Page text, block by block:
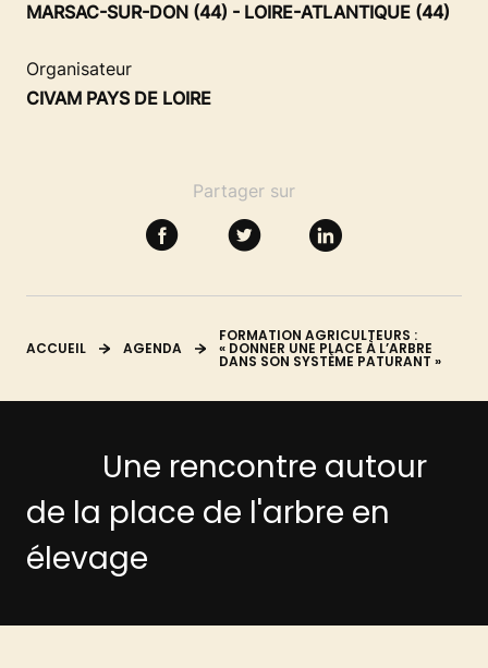
MARSAC-SUR-DON (44) - LOIRE-ATLANTIQUE (44)
Organisateur
CIVAM PAYS DE LOIRE
Partager sur
ACCUEIL AGENDA
FORMATION AGRICULTEURS :
« DONNER UNE PLACE À L’ARBRE
DANS SON SYSTÈME PATURANT »
Une rencontre autour
de la place de l'arbre en
élevage